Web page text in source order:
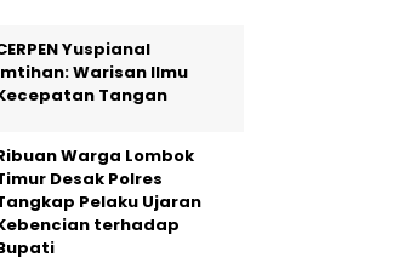
Yuspianal
Warisan Ilmu
Tangan
Warga Lombok
Desak Polres
Pelaku Ujaran
terhadap